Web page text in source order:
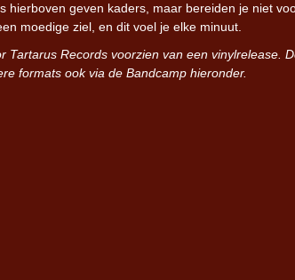
hierboven geven kaders, maar bereiden je niet
moedige ziel, en dit voel je elke minuut.
Records voorzien van een vinylrelease.
formats ook via de Bandcamp hieronder.